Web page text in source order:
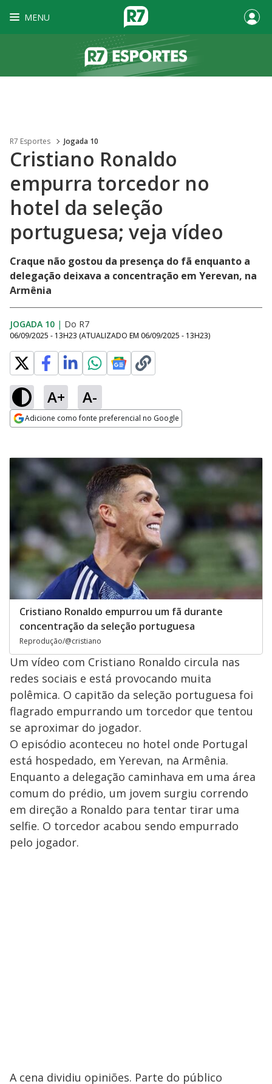
MENU
R7 Esportes Jogada 10
Cristiano Ronaldo
empurra torcedor no
hotel da seleção
portuguesa; veja vídeo
Craque não gostou da presença do fã enquanto a
delegação deixava a concentração em Yerevan, na
Armênia
JOGADA 10 | Do R7
06/09/2025 - 13H23 (ATUALIZADO EM 06/09/2025 - 13H23)
A+ A-
Adicione como fonte preferencial no Google
Cristiano Ronaldo empurrou um fã durante
concentração da seleção portuguesa
Reprodução/@cristiano
Um vídeo com Cristiano Ronaldo circula nas
redes sociais e está provocando muita
polêmica. O capitão da seleção portuguesa foi
flagrado empurrando um torcedor que tentou
se aproximar do jogador.
O episódio aconteceu no hotel onde Portugal
está hospedado, em Yerevan, na Armênia.
Enquanto a delegação caminhava em uma área
comum do prédio, um jovem surgiu correndo
em direção a Ronaldo para tentar tirar uma
selfie. O torcedor acabou sendo empurrado
pelo jogador.
A cena dividiu opiniões. Parte do público